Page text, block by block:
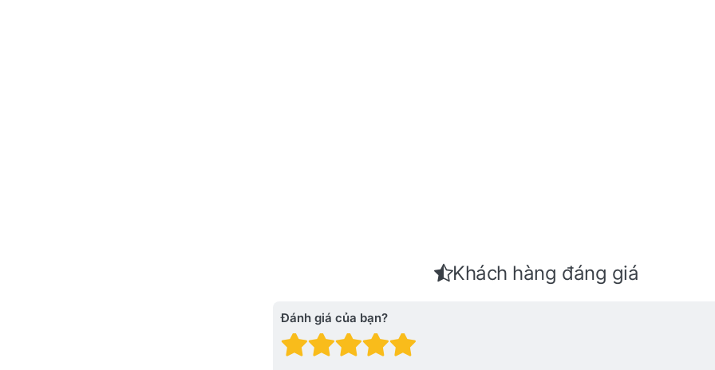
Khách hàng đáng giá
Đánh giá của bạn?
Đánh giá: 4 trên 5 sao.
Đánh giá: 3 trên 5 sao.
Đánh giá: 2 trên 5 sao.
Đánh giá: 1 trên 5 sao. Xấu